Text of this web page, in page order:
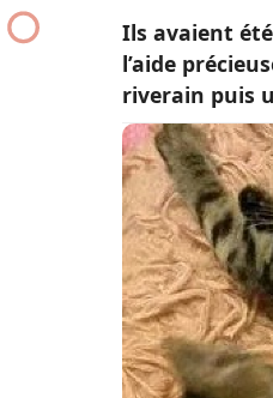
Ils avaient
l’aide
riverain puis